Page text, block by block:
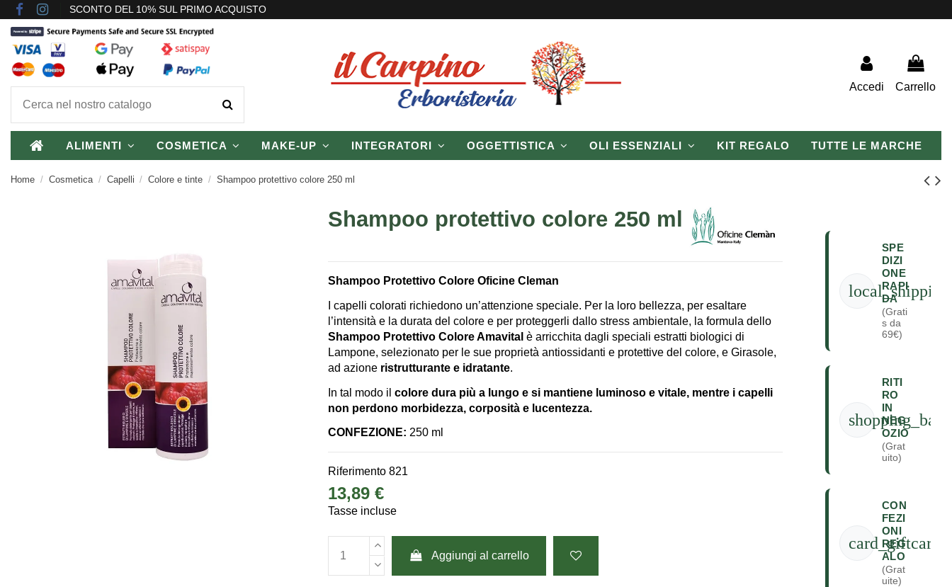
SCONTO DEL 10% SUL PRIMO ACQUISTO
Accedi Carrello
ALIMENTI COSMETICA MAKE-UP INTEGRATORI OGGETTISTICA OLI ESSENZIALI KIT REGALO TUTTE LE MARCHE
Home Cosmetica Capelli Colore e tinte Shampoo protettivo colore 250 ml
Shampoo protettivo colore 250 ml
Shampoo Protettivo Colore Oficine Cleman
I capelli colorati richiedono un’attenzione speciale. Per la loro bellezza, per esaltare
l’intensità e la durata del colore e per proteggerli dallo stress ambientale, la formula dello
Shampoo Protettivo Colore Amavital è arricchita dagli speciali estratti biologici di
Lampone, selezionato per le sue proprietà antiossidanti e protettive del colore, e Girasole,
ad azione ristrutturante e idratante.
In tal modo il colore dura più a lungo e si mantiene luminoso e vitale, mentre i capelli
non perdono morbidezza, corposità e lucentezza.
CONFEZIONE: 250 ml
Riferimento 821
13,89 €
Tasse incluse
Aggiungi al carrello
local_shipping
SPE
DIZI
ONE
RAPI
DA
(Grati
s da
69€)
shopping_bag
RITI
RO
IN
NEG
OZIO
(Grat
uito)
card_giftcard
CON
FEZI
ONI
REG
ALO
(Grat
uite)